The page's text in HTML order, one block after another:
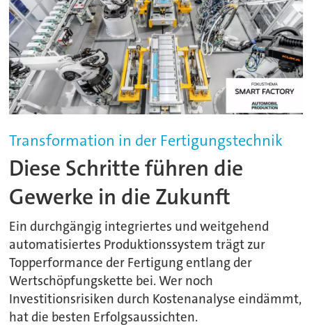
Transformation in der Fertigungstechnik
Diese Schritte führen die
Gewerke in die Zukunft
Ein durchgängig integriertes und weitgehend
automatisiertes Produktionssystem trägt zur
Topperformance der Fertigung entlang der
Wertschöpfungskette bei. Wer noch
Investitionsrisiken durch Kostenanalyse eindämmt,
hat die besten Erfolgsaussichten.